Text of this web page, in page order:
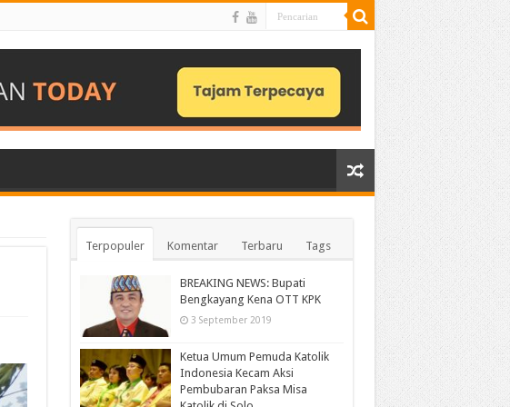
Terpopuler Komentar Terbaru Tags
BREAKING NEWS: Bupati
Bengkayang Kena OTT KPK
3 September 2019
Ketua Umum Pemuda Katolik
Indonesia Kecam Aksi
Pembubaran Paksa Misa